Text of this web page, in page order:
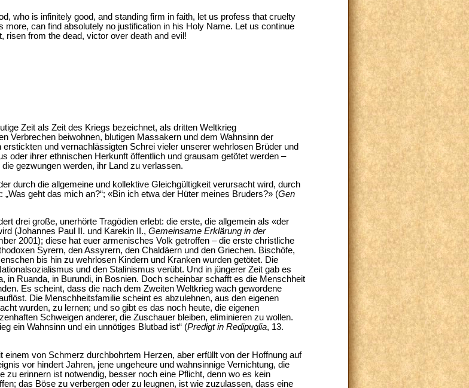
who is infinitely good, and standing firm in faith, let us profess that cruelty
more, can find absolutely no justification in his Holy Name. Let us continue
from the dead, victor over death and evil!
Zeit als Zeit des Kriegs bezeichnet, als dritten Weltkrieg
Verbrechen beiwohnen, blutigen Massakern und dem Wahnsinn der
und vernachlässigten Schrei vieler unserer wehrlosen Brüder und
oder ihrer ethnischen Herkunft öffentlich und grausam getötet werden –
gezwungen werden, ihr Land zu verlassen.
durch die allgemeine und kollektive Gleichgültigkeit verursacht wird, durch
geht das mich an?“; «Bin ich etwa der Hüter meines Bruders?» (Gen
drei große, unerhörte Tragödien erlebt: die erste, die allgemein als «der
(Johannes Paul II. und Karekin II., Gemeinsame Erklärung in der
2001); diese hat euer armenisches Volk getroffen – die erste christliche
Syrern, den Assyrern, den Chaldäern und den Griechen. Bischöfe,
bis hin zu wehrlosen Kindern und Kranken wurden getötet. Die
und den Stalinismus verübt. Und in jüngerer Zeit gab es
in Ruanda, in Burundi, in Bosnien. Doch scheinbar schafft es die Menschheit
Es scheint, dass die nach dem Zweiten Weltkrieg wach gewordene
Die Menschheitsfamilie scheint es abzulehnen, aus den eigenen
wurden, zu lernen; und so gibt es das noch heute, die eigenen
Schweigen anderer, die Zuschauer bleiben, eliminieren zu wollen.
ein Wahnsinn und ein unnötiges Blutbad ist“ (Predigt in Redipuglia, 13.
einem von Schmerz durchbohrtem Herzen, aber erfüllt von der Hoffnung auf
vor hindert Jahren, jene ungeheure und wahnsinnige Vernichtung, die
zu erinnern ist notwendig, besser noch eine Pflicht, denn wo es kein
das Böse zu verbergen oder zu leugnen, ist wie zuzulassen, dass eine